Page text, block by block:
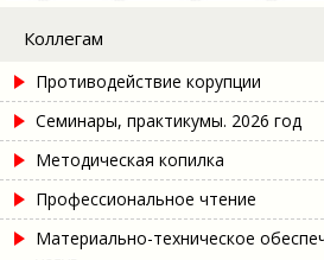
Коллегам
Противодействие корупции
Семинары, практикумы. 2026 год
Методическая копилка
Профессиональное чтение
Материально-техническое